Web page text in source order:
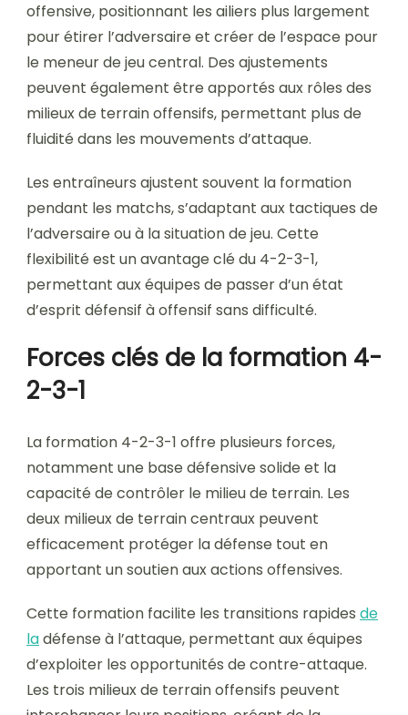
offensive, positionnant les ailiers plus largement
pour étirer l’adversaire et créer de l’espace pour
le meneur de jeu central. Des ajustements
peuvent également être apportés aux rôles des
milieux de terrain offensifs, permettant plus de
fluidité dans les mouvements d’attaque.
Les entraîneurs ajustent souvent la formation
pendant les matchs, s’adaptant aux tactiques de
l’adversaire ou à la situation de jeu. Cette
flexibilité est un avantage clé du 4-2-3-1,
permettant aux équipes de passer d’un état
d’esprit défensif à offensif sans difficulté.
Forces clés de la formation 4-
2-3-1
La formation 4-2-3-1 offre plusieurs forces,
notamment une base défensive solide et la
capacité de contrôler le milieu de terrain. Les
deux milieux de terrain centraux peuvent
efficacement protéger la défense tout en
apportant un soutien aux actions offensives.
Cette formation facilite les transitions rapides de
ladéfense à l’attaque, permettant aux équipes
d’exploiter les opportunités de contre-attaque.
Les trois milieux de terrain offensifs peuvent